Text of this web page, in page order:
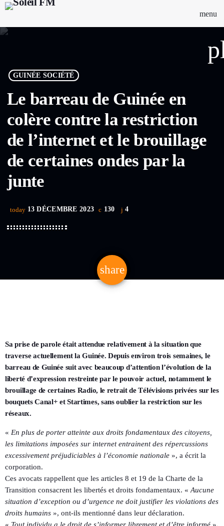
menu
GUINÉE SOCIÉTÉ
Le barreau de Guinée en
colère contre la restriction
de l’internet et le brouillage
de certaines ondes par la
junte
today 13 DÉCEMBRE 2023 130 4
share
email
Sa prise de parole était attendue relativement à la situation que
traverse actuellement la Guinée. Depuis environ trois semaines, le
barreau de Guinée suit avec beaucoup d’attention l’évolution de la
liberté d’expression restreinte par le pouvoir actuel, notamment le
brouillage de certaines Radio, le retrait de Télévisions privées sur les
bouquets Canal+ et Startimes, sans oublier la restriction sur les
réseaux.
« En plus de porter atteinte aux droits fondamentaux des citoyens,
les limitations imposées sur internet entrainent des répercussions
excessivement préjudiciables à l’économie nationale », a écrit la
corporation.
Ces avocats rappellent que les articles 8 et 19 de la Charte de la
Transition consacrent les libertés et droits fondamentaux. « Aucune
situation d’exception ou d’urgence ne doit justifier les violations des
droits humains », ont-ils mentionné dans leur déclaration.